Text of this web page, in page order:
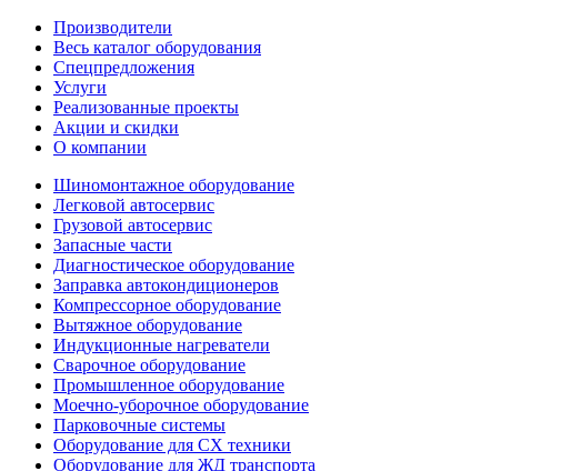
Производители
Весь каталог оборудования
Спецпредложения
Услуги
Реализованные проекты
Акции и скидки
О компании
Шиномонтажное оборудование
Легковой автосервис
Грузовой автосервис
Запасные части
Диагностическое оборудование
Заправка автокондиционеров
Компрессорное оборудование
Вытяжное оборудование
Индукционные нагреватели
Сварочное оборудование
Промышленное оборудование
Моечно-уборочное оборудование
Парковочные системы
Оборудование для СХ техники
Оборудование для ЖД транспорта